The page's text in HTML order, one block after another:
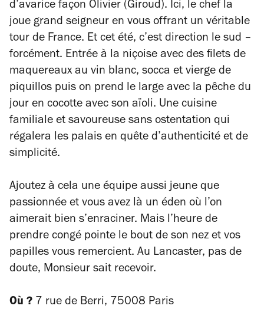
d’avarice façon Olivier (Giroud). Ici, le chef la
joue grand seigneur en vous offrant un véritable
tour de France. Et cet été, c’est direction le sud –
forcément. Entrée à la niçoise avec des filets de
maquereaux au vin blanc, socca et vierge de
piquillos puis on prend le large avec la pêche du
jour en cocotte avec son aïoli. Une cuisine
familiale et savoureuse sans ostentation qui
régalera les palais en quête d’authenticité et de
simplicité.
Ajoutez à cela une équipe aussi jeune que
passionnée et vous avez là un éden où l’on
aimerait bien s’enraciner. Mais l’heure de
prendre congé pointe le bout de son nez et vos
papilles vous remercient. Au Lancaster, pas de
doute, Monsieur sait recevoir.
Où ? 7 rue de Berri, 75008 Paris